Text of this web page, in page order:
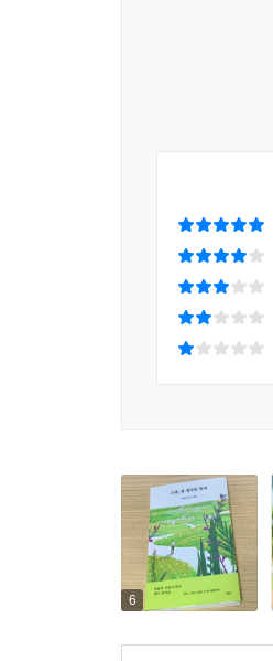
졸음이 오려고 한다
하나님이 가까이 와
이마를 쓰다듬어주신
---「가을 창변」 중
차라리 내가 그
산 너머가 되어보면
목이 긴 그리움
귓불이 하얀 그리움.
---「산 너머」 중에
작은 것들을 아끼
아무리 추운 날씨
기쁨과 슬픔은 서
영원한 슬픔 또한
여기에서 중요한
사실이다.
꾸밈없고 속임수도
진짜 사랑을 하는 방
이제 우리는/ 하
「들멍카페」 중에서
6